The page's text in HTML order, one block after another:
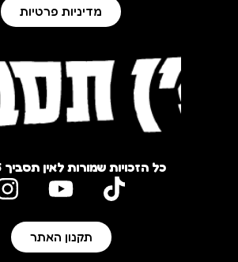
מדיניות פרטיות
כל הזכויות שמורות לאין תסביך 2025 ©
תקנון האתר